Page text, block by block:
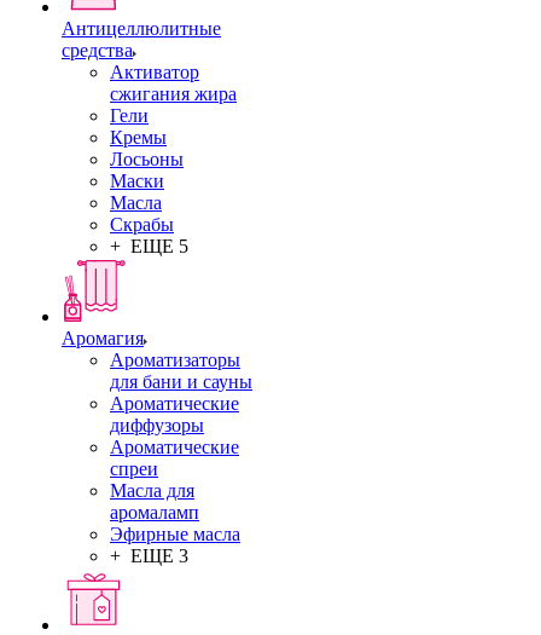
Антицеллюлитные
средства
Активатор
сжигания жира
Гели
Кремы
Лосьоны
Маски
Масла
Скрабы
+ ЕЩЕ 5
Аромагия
Ароматизаторы
для бани и сауны
Ароматические
диффузоры
Ароматические
спреи
Масла для
аромаламп
Эфирные масла
+ ЕЩЕ 3